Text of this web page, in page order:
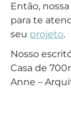
Então,
para te
seu projeto.
Nosso
Casa de
Anne –